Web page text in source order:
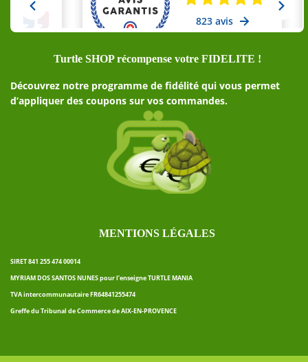
Turtle SHOP récompense votre FIDELITE !
Découvrez notre programme de fidélité qui vous permet
d’appliquer des coupons sur vos commandes.
MENTIONS LÉGALES
SIRET 841 255 474 00014
MYRIAM DOS SANTOS NUNES pour l’enseigne TURTLE MANIA
TVA intercommunautaire FR64841255474
Greffe du Tribunal de Commerce de AIX-EN-PROVENCE